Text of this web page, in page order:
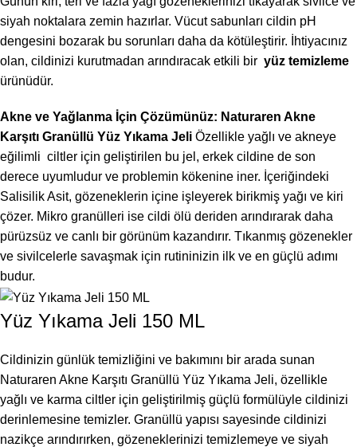
siyah noktalara zemin hazırlar. Vücut sabunları cildin pH
dengesini bozarak bu sorunları daha da kötüleştirir. İhtiyacınız
olan, cildinizi kurutmadan arındıracak etkili bir yüz temizleme
ürünüdür.
Akne ve Yağlanma İçin Çözümünüz: Naturaren Akne
Karşıtı Granüllü Yüz Yıkama Jeli Özellikle yağlı ve akneye
eğilimli ciltler için geliştirilen bu jel, erkek cildine de son
derece uyumludur ve problemin kökenine iner. İçeriğindeki
Salisilik Asit, gözeneklerin içine işleyerek birikmiş yağı ve kiri
çözer. Mikro granülleri ise cildi ölü deriden arındırarak daha
pürüzsüz ve canlı bir görünüm kazandırır. Tıkanmış gözenekler
ve sivilcelerle savaşmak için rutininizin ilk ve en güçlü adımı
budur.
Yüz Yıkama Jeli 150 ML
Cildinizin günlük temizliğini ve bakımını bir arada sunan
Naturaren Akne Karşıtı Granüllü Yüz Yıkama Jeli, özellikle
yağlı ve karma ciltler için geliştirilmiş güçlü formülüyle cildinizi
derinlemesine temizler. Granüllü yapısı sayesinde cildinizi
nazikçe arındırırken, gözeneklerinizi temizlemeye ve siyah